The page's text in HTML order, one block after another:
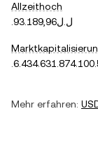
Allzeithoch
.ل.ل93.189,96
Mehr erfahren: